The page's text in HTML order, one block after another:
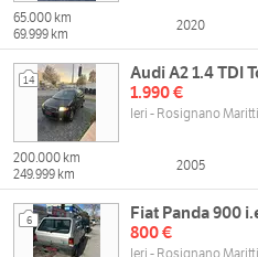
65.000 km
69.999 km
2020
14
Audi A2 1.4 TDI
1.990 €
Ieri - Rosignano
200.000 km
249.999 km
2005
6
Fiat Panda 900
800 €
Ieri - Rosignano